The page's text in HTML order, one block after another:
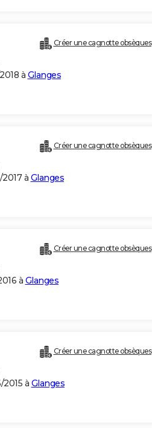
Créer une cagnotte obsèques
à Glanges
Créer une cagnotte obsèques
à Glanges
Créer une cagnotte obsèques
à Glanges
Créer une cagnotte obsèques
à Glanges